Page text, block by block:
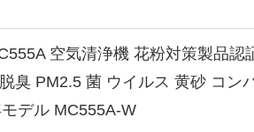
空気清浄機 花粉対策製品認
臭 PM2.5 菌 ウイルス 黄砂 コン
デル MC555A-W